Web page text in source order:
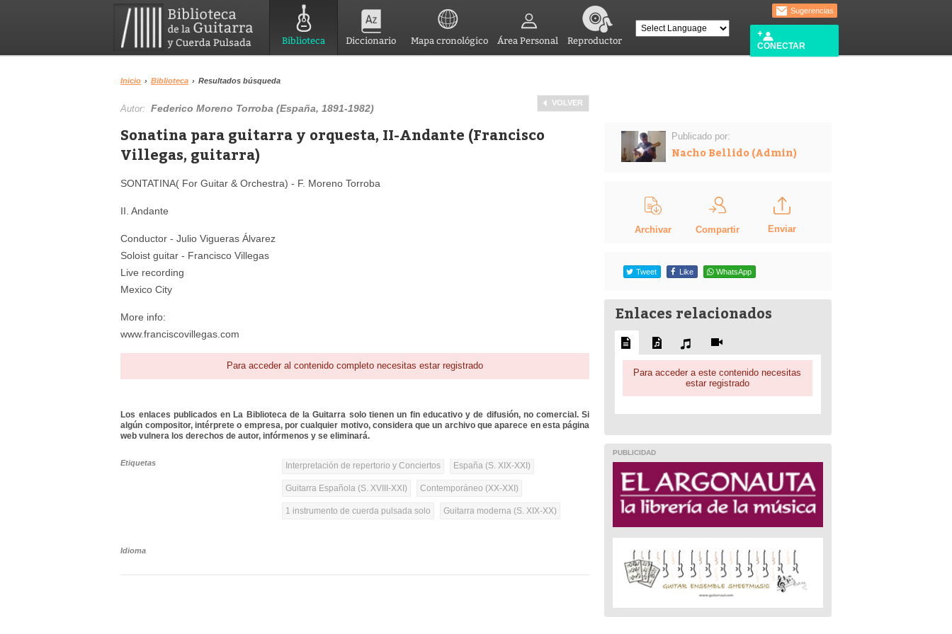
Biblioteca Diccionario Mapa cronológico Área Personal Reproductor
Sugerencias
CONECTAR
Inicio › Biblioteca › Resultados búsqueda
VOLVER
Autor:Federico Moreno Torroba (España, 1891-1982)
Sonatina para guitarra y orquesta, II-Andante (Francisco
Villegas, guitarra)
SONTATINA( For Guitar & Orchestra) - F. Moreno Torroba
II. Andante
Conductor - Julio Vigueras Álvarez
Soloist guitar - Francisco Villegas
Live recording
Mexico City
More info:
www.franciscovillegas.com
Para acceder al contenido completo necesitas estar registrado
Los enlaces publicados en La Biblioteca de la Guitarra solo tienen un fin educativo y de difusión, no comercial. Si
algún compositor, intérprete o empresa, por cualquier motivo, considera que un archivo que aparece en esta página
web vulnera los derechos de autor, infórmenos y se eliminará.
Etiquetas Interpretación de repertorio y Conciertos España (S. XIX-XXI)
Guitarra Española (S. XVIII-XXI) Contemporáneo (XX-XXI)
1 instrumento de cuerda pulsada solo Guitarra moderna (S. XIX-XX)
Idioma
Publicado por:
Nacho Bellido (Admin)
Archivar Compartir Enviar
Tweet Like WhatsApp
Enlaces relacionados
Para acceder a este contenido necesitas
estar registrado
PUBLICIDAD